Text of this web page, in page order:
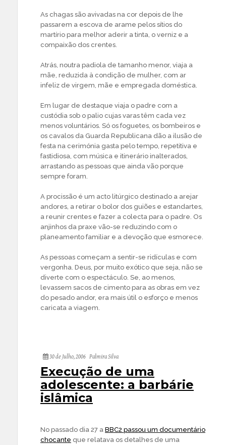
As chagas são avivadas na cor depois de lhe
passarem a escova de arame pelos sítios do
martírio para melhor aderir a tinta, o verniz e a
compaixão dos crentes.
Atrás, noutra padiola de tamanho menor, viaja a
mãe, reduzida à condição de mulher, com ar
infeliz de virgem, mãe e empregada doméstica.
Em lugar de destaque viaja o padre com a
custódia sob o palio cujas varas têm cada vez
menos voluntários. Só os foguetes, os bombeiros e
os cavalos da Guarda Republicana dão a ilusão de
festa na cerimónia gasta pelo tempo, repetitiva e
fastidiosa, com música e itinerário inalterados,
arrastando as pessoas que ainda vão porque
sempre foram.
A procissão é um acto litúrgico destinado a arejar
andores, a retirar o bolor dos guiões e estandartes,
a reunir crentes e fazer a colecta para o padre. Os
anjinhos da praxe vão-se reduzindo com o
planeamento familiar e a devoção que esmorece.
As pessoas começam a sentir-se ridículas e com
vergonha. Deus, por muito exótico que seja, não se
diverte com o espectáculo. Se, ao menos,
levassem sacos de cimento para as obras em vez
do pesado andor, era mais útil o esforço e menos
caricata a viagem.
30 de Julho, 2006 Palmira Silva
Execução de uma
adolescente: a barbárie
islâmica
No passado dia 27 a BBC2 passou um documentário
chocante que relatava os detalhes de uma